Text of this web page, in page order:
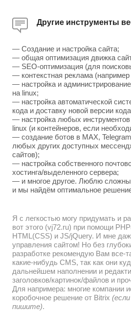
Другие инструменты
— Создание и настройка сайта;
— общая оптимизация движка
— SEO-оптимизация (для
— контекстная реклама
— настройка и
на linux;
— настройка автоматической
кода и доставку новой версии
— настройка любых
linux (и контейнеров, если
— создание ботов в MAX,
любых других доступных
сайтов);
— настройка собственного
хостинга/выделенного сервера;
— и многое другое. Люблю
и мы найдём оптимальное
Я с легкостью могу придумать и
вот этого (vj72.ru) при помощи
HTML(CSS) и JS/jQuery. И мне
управления сайтом! Но без
разработке рекомендую Вам все-
какие-нибудь CMS, так как они
дальнейшем наполнении и
заголовков/картинок/файлов и
Для напримера: многие компании
коробочное решение от Bitrix
пишите).